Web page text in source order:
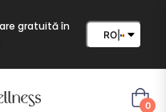
gratuită în
RO
Cart
0